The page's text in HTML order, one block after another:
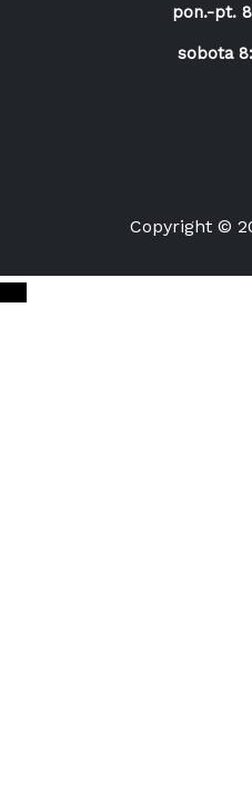
pon.-pt.
sobota
Copyright ©
Przewiń